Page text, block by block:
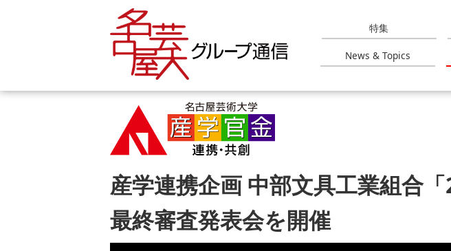
特集
News & Topics
産学連携企画 中部文具工業組合
最終審査発表会を開催